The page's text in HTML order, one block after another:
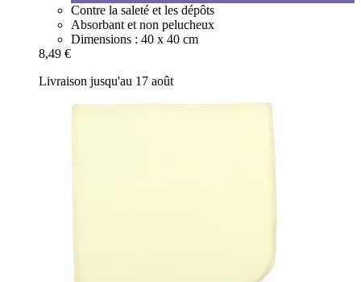
Contre la saleté et les dépôts
Absorbant et non pelucheux
Dimensions : 40 x 40 cm
8,49 €
Livraison jusqu'au 17 août